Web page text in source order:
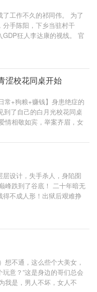
工作不久的祁同伟。 为了
手陈阳，下乡当驻村干
狂人李达康的视线。 官
涩校花同桌开始
常+狗粮+赚钱】身患绝症的
到了自己的白月光校花同桌
情相敬如宾，举案齐眉，女
。陈凡抱憾终身。 这一
创造一个崭新的商业帝
来。 “苏若初，这辈子我要
，人间繁华！”
设计，失手杀人，身陷囹
峰跌到了谷底！ 二十年暗无
得不成人形！出狱后艰难挣
，安小海不愿再次错过！
针对？为什么自己会被如
后的黑手就是不愿意放过
破重重黑幕！ 为了活下
，安小海周旋于各种各样
一个巨大的阴影渐渐的浮
不再是曾经那个柔弱的羔羊
翻云覆雨！！！
想不通，这么些个大美女，
意？”这是身边的哥们总会
我是，男人不坏，女人不